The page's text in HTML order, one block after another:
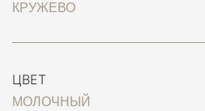
КРУЖЕВО
ЦВЕТ
МОЛОЧНЫЙ